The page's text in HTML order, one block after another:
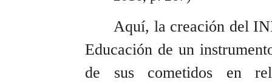
Aquí, la creación del
Educación de un
de sus cometidos en